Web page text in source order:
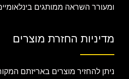
ומעורר השראה ממותגים
מדיניות החזרת מוצרים